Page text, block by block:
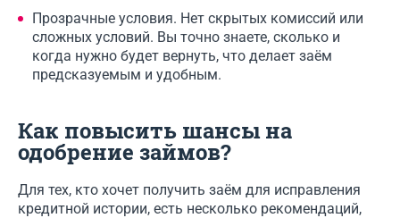
Прозрачные условия. Нет скрытых комиссий или
сложных условий. Вы точно знаете, сколько и
когда нужно будет вернуть, что делает заём
предсказуемым и удобным.
Как повысить шансы на
одобрение займов?
Для тех, кто хочет получить заём для исправления
кредитной истории, есть несколько рекомендаций,